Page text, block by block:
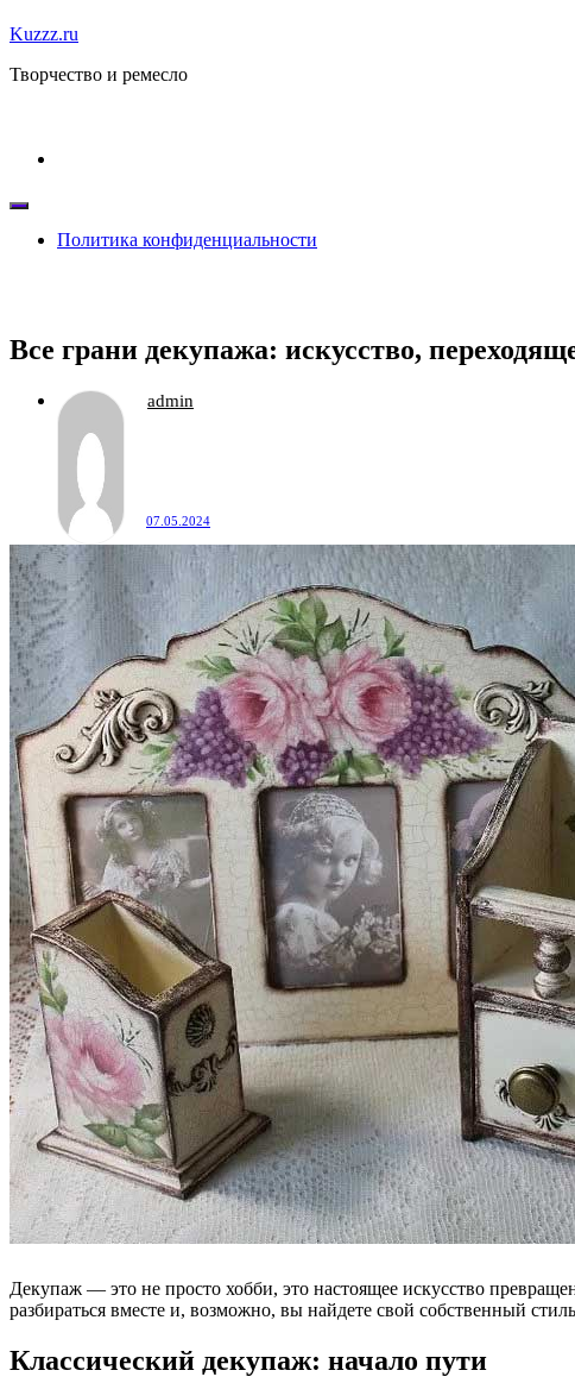
Skip
content
Kuzzz.ru
Творчество и ремесло
Политика конфиденциальности
Все грани декупажа: искусство,
admin
07.05.2024
Декупаж — это не просто хобби, это настоящее искусство
разбираться вместе и, возможно, вы найдете свой собственный
Классический декупаж: начало пути